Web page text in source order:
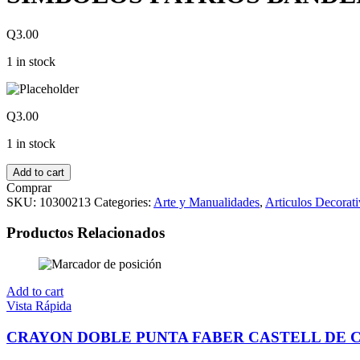
Q3.00
1 in stock
Q3.00
1 in stock
Add to cart
Comprar
SKU: 10300213 Categories: Arte y Manualidades, Articulos
Productos Relacionados
Add to cart
Vista Rápida
CRAYON DOBLE PUNTA FABER CASTELL DE